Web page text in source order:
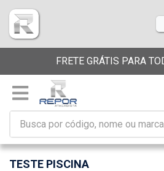
FRETE GRÁTIS PARA
TESTE PISCINA